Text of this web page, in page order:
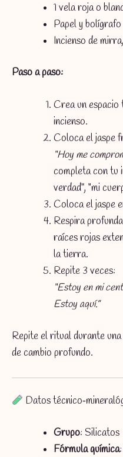
1 vela roja o
Papel y bolígrafo
Incienso de
Paso a paso:
Crea un espacio
incienso.
Coloca el jaspe
“Hoy me
completa con tu
verdad”, “mi
Coloca el jaspe
Respira
raíces rojas
la tierra.
Repite 3 veces:
“Estoy en mi
Estoy aquí.”
Repite el ritual durante
de cambio profundo.
Datos
Grupo: Silicatos
Fórmula química